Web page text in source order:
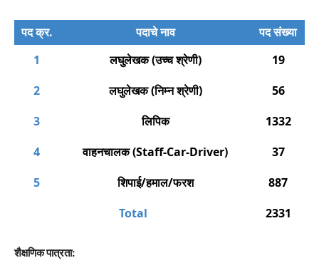
पद क्र. पदाचे नाव
पद संख्या
1
लघुलेखक (उच्च श्रेणी)
19
2
लघुलेखक (निम्न श्रेणी)
56
3
लिपिक
1332
4
वाहनचालक (Staff-Car-Driver)
37
5
शिपाई/हमाल/फरश
887
Total
2331
शैक्षणिक पात्रता: